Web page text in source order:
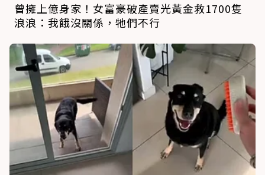
曾擁上億身家！女富豪破產賣光黃金救1700隻
浪浪：我餓沒關係，牠們不行